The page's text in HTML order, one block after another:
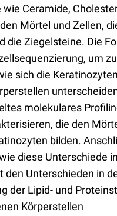
Ceramide,
Mörtel und Zellen,
die Ziegelsteine. Die
um zu
sich die
molekulares
die den
bilden.
diese Unterschiede
den Unterschieden in
der Lipid- und
Körperstellen